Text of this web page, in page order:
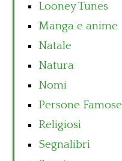
Looney Tunes
Manga e anime
Natale
Natura
Nomi
Persone Famose
Religiosi
Segnalibri